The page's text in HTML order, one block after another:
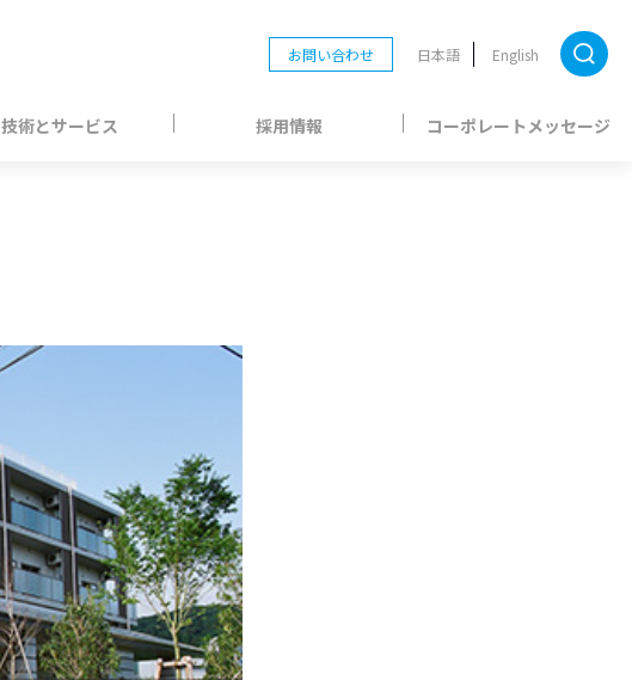
お問い合わせ 日本語 English
技術とサービス 採用情報 コーポレートメッセージ